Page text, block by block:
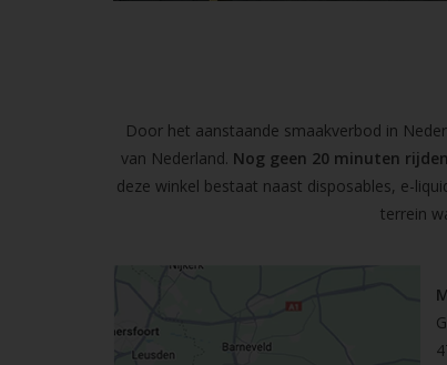
Door het aanstaande smaakverbod in
van Nederland. Nog geen 20 minuten
deze winkel bestaat naast disposables, e-
terrein